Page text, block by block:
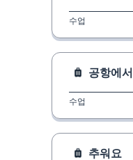
수업
공항에서
수업
추워요